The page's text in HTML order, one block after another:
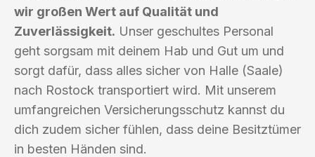
wir großen Wert auf Qualität und
Zuverlässigkeit. Unser geschultes Personal
geht sorgsam mit deinem Hab und Gut um und
sorgt dafür, dass alles sicher von Halle (Saale)
nach Rostock transportiert wird. Mit unserem
umfangreichen Versicherungsschutz kannst du
dich zudem sicher fühlen, dass deine Besitztümer
in besten Händen sind.